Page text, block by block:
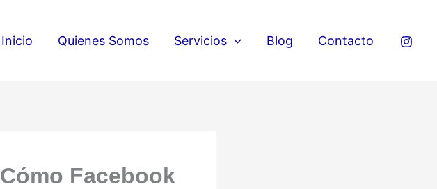
Inicio Quienes Somos Servicios Blog Contacto
Facebook